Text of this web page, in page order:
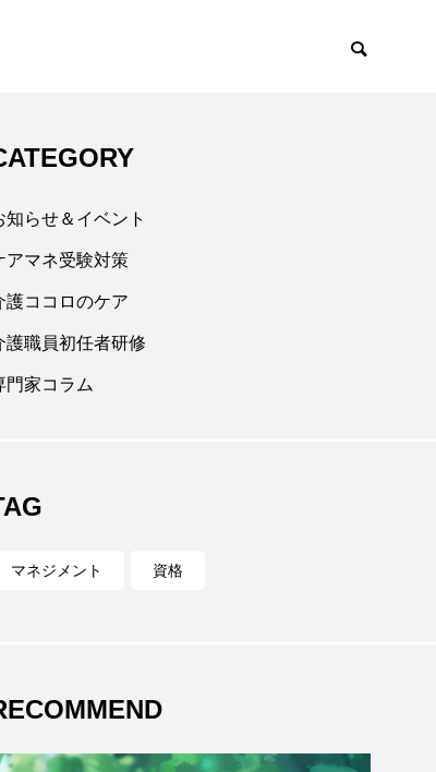
知らせ＆イベント
アマネ受験対策
護ココロのケア
護職員初任者研修
門家コラム
マネジメント 資格